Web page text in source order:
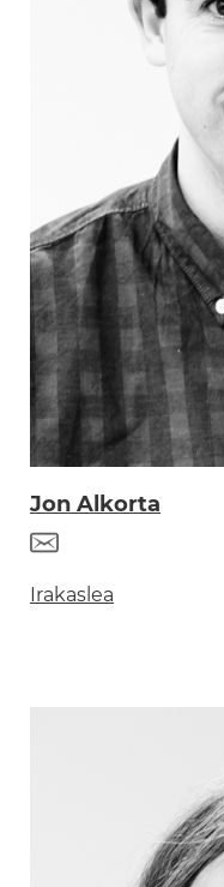
Jon Alkorta
Irakaslea